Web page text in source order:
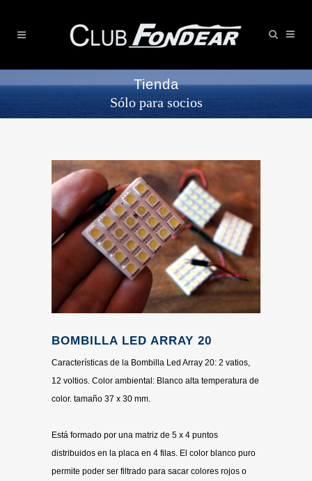
Tienda
Sólo para socios
BOMBILLA LED ARRAY 20
Características de la Bombilla Led Array 20: 2 vatios,
12 voltios. Color ambiental: Blanco alta temperatura de
color. tamaño 37 x 30 mm.
Está formado por una matriz de 5 x 4 puntos
distribuidos en la placa en 4 filas. El color blanco puro
permite poder ser filtrado para sacar colores rojos o